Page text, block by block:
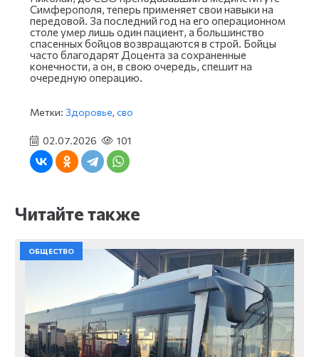
Симферополя, теперь применяет свои навыки на
передовой. За последний год на его операционном
столе умер лишь один пациент, а большинство
спасенных бойцов возвращаются в строй. Бойцы
часто благодарят Доцента за сохраненные
конечности, а он, в свою очередь, спешит на
очередную операцию.
Метки: Здоровье, сво
02.07.2026 101
Читайте также
ОБЩЕСТВО